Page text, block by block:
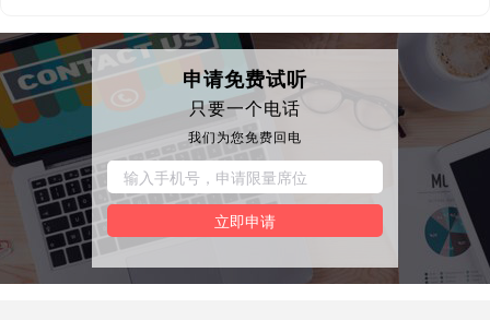
申请免费试听
只要一个电话
我们为您免费回电
立即申请